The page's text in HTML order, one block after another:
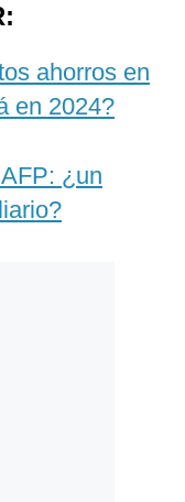
ahorros en
en 2024?
¿un